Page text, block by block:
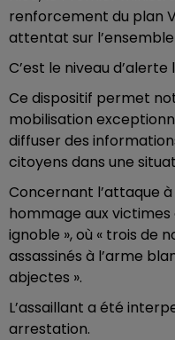
renforcement du plan
attentat sur
C’est le niveau
Ce dispositif permet
mobilisation
diffuser des
citoyens dans une
Concernant l’attaque
hommage aux
ignoble », où « trois de
assassinés à l’arme
abjectes ».
L’assaillant a été
arrestation.